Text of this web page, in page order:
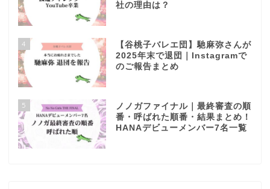
社の理由は？
4
【谷桃子バレエ団】馳麻弥さんが
2025年末で退団｜Instagramで
のご報告まとめ
5
ノノガファイナル｜最終審査の順
番・呼ばれた順番・結果まとめ！
HANAデビューメンバー7名一覧